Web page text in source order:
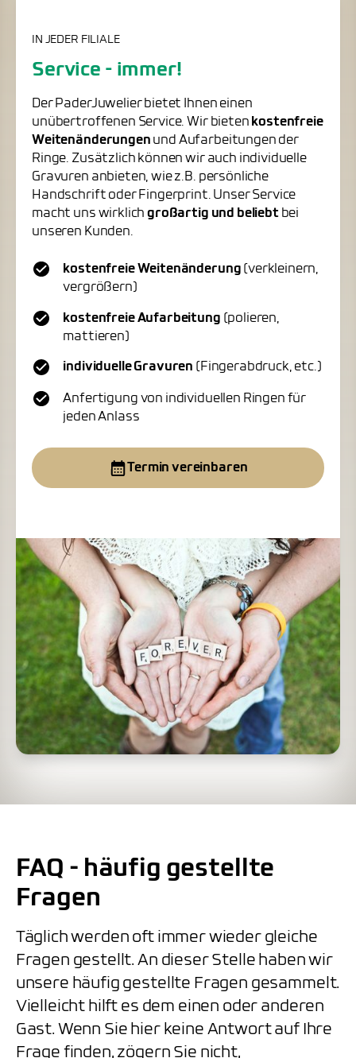
IN JEDER FILIALE
Service - immer!
Der PaderJuwelier bietet Ihnen einen
unübertroffenen Service. Wir bieten kostenfreie
Weitenänderungen und Aufarbeitungen der
Ringe. Zusätzlich können wir auch individuelle
Gravuren anbieten, wie z.B. persönliche
Handschrift oder Fingerprint. Unser Service
macht uns wirklichgroßartig und beliebtbei
unseren Kunden.
kostenfreie Weitenänderung (verkleinern,
vergrößern)
kostenfreie Aufarbeitung (polieren,
mattieren)
individuelle Gravuren (Fingerabdruck, etc.)
Anfertigung von individuellen Ringen für
jeden Anlass
Termin vereinbaren
FAQ - häufig gestellte
Fragen
Täglich werden oft immer wieder gleiche
Fragen gestellt. An dieser Stelle haben wir
unsere häufig gestellte Fragen gesammelt.
Vielleicht hilft es dem einen oder anderen
Gast. Wenn Sie hier keine Antwort auf Ihre
Frage finden, zögern Sie nicht,